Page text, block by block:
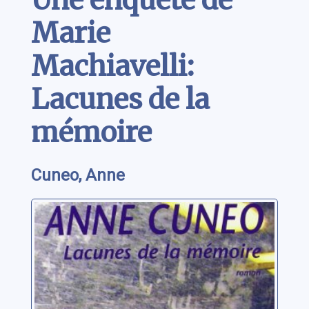
Marie
Machiavelli:
Lacunes de la
mémoire
Cuneo, Anne